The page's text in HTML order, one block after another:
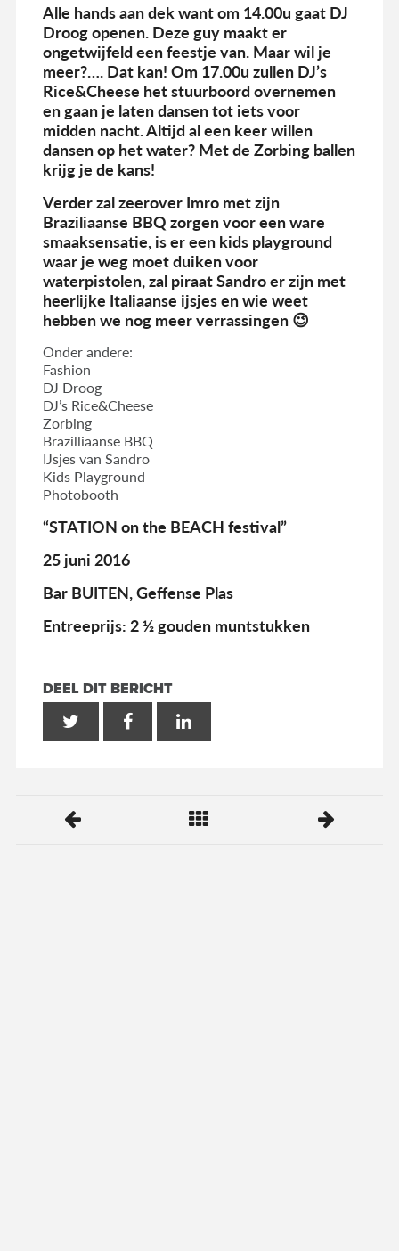
Alle hands aan dek want om 14.00u gaat DJ
Droog openen. Deze guy maakt er
ongetwijfeld een feestje van. Maar wil je
meer?…. Dat kan! Om 17.00u zullen DJ’s
Rice&Cheese het stuurboord overnemen
en gaan je laten dansen tot iets voor
midden nacht. Altijd al een keer willen
dansen op het water? Met de Zorbing ballen
krijg je de kans!
Verder zal zeerover Imro met zijn
Braziliaanse BBQ zorgen voor een ware
smaaksensatie, is er een kids playground
waar je weg moet duiken voor
waterpistolen, zal piraat Sandro er zijn met
heerlijke Italiaanse ijsjes en wie weet
hebben we nog meer verrassingen 😉
Onder andere:
Fashion
DJ Droog
DJ’s Rice&Cheese
Zorbing
Brazilliaanse BBQ
IJsjes van Sandro
Kids Playground
Photobooth
“STATION on the BEACH festival”
25 juni 2016
Bar BUITEN, Geffense Plas
Entreeprijs: 2 ½ gouden muntstukken
DEEL DIT BERICHT